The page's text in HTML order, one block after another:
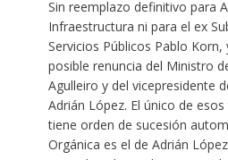
Sin reemplazo definitivo para
Infraestructura ni para el ex
Servicios Públicos Pablo
posible renuncia del Ministro
Agulleiro y del vicepresidente
Adrián López. El único de
tiene orden de sucesión
Orgánica es el de Adrián